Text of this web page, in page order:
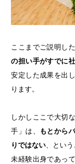
ここまでご説明し
の担い手がすでに
安定した成果を出
ります。
しかしここで大切
手」は、
もとから
りではない、という
未経験出身であっ